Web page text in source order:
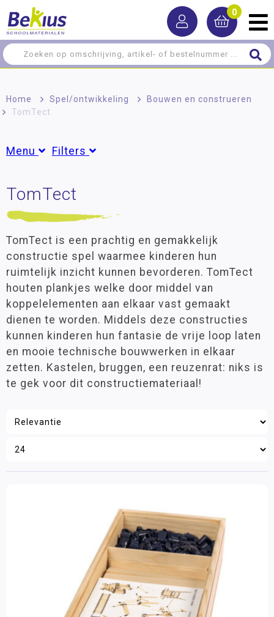
0
Home > Spel/ontwikkeling > Bouwen en construeren
TomTect
Menu Filters
Houten bouwblokken
Speciale bouwblokken
Knikkerbanen
Kapla
Gears!
Join Clips
K'NEX
SmartMax
Sport & Activiteiten
Groepen
Groep 1
Groep 2(1)
Groep 3(1)
Groep 4(1)
Groep 5(1)
Groep 6 (1)
Groep 7(1)
Groep 8
(1)
VO (1)
Leeftijd
3 - 6 jaar (1)
9 - 12 jaar
Filter op prijs
TomTect
TomTect is een prachtig en gemakkelijk
constructie spel waarmee kinderen hun
ruimtelijk inzicht kunnen bevorderen. TomTect
houten plankjes welke door middel van
koppelelementen aan elkaar vast gemaakt
dienen te worden. Middels deze constructies
kunnen kinderen hun fantasie de vrije loop laten
en mooie technische bouwwerken in elkaar
zetten. Kastelen, bruggen, een reuzenrat: niks is
te gek voor dit constructiemateriaal!